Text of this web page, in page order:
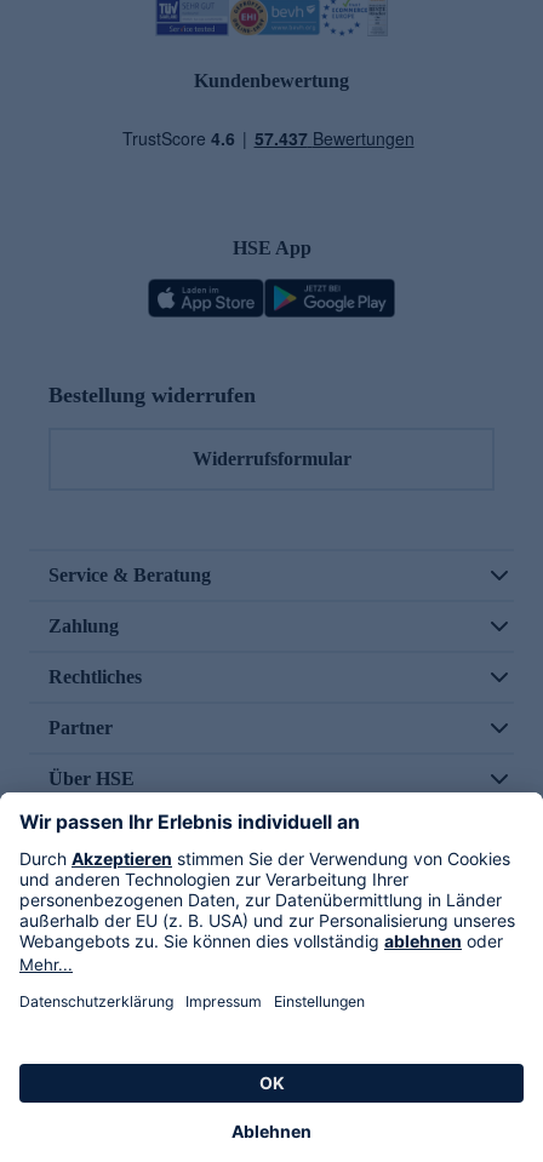
Kundenbewertung
HSE App
Bestellung widerrufen
Widerrufsformular
Service & Beratung
Zahlung
Rechtliches
Partner
Über HSE
Im TV
HSE International